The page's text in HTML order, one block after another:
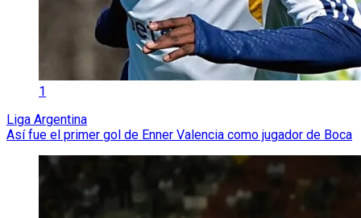
1
Liga Argentina
Así fue el primer gol de Enner Valencia como jugador de Boca